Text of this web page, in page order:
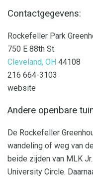
Contactgegevens:
Rockefeller Park
750 E 88th St.
Cleveland, OH 44108
216 664-3103
website
Andere openbare
De Rockefeller
wandeling of weg van de
beide zijden van MLK
University Circle.